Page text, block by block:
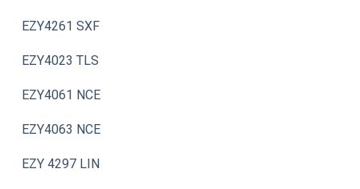
EZY4261 SXF
EZY4023 TLS
EZY4061 NCE
EZY4063 NCE
EZY 4297 LIN